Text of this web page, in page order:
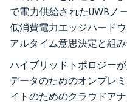
で電力供給されたUWBノ
低消費電力エッジハード
アルタイム意思決定と組
ハイブリッドトポロジー
データのためのオンプレ
イトのためのクラウドア